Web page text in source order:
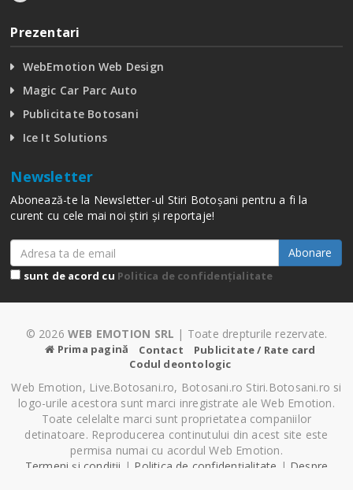
Prezentari
WebEmotion Web Design
Magic Car Parc Auto
Publicitate Botosani
Ice It Solutions
Newsletter
Abonează-te la Newsletter-ul Stiri Botoșani pentru a fi la
curent cu cele mai noi știri și reportaje!
Abonare
sunt de acord cu Politica de confidențialitate
© 2026 WEB EMOTION SRL | Toate drepturile rezervate.
Prima pagină Contact
Publicitate / Rate card
Codul deontologic
Web Emotion, Live.Botosani.ro, Botosani.ro Stiri.Botosani.ro si
logo-urile acestora sunt marci inregistrate ale Web Emotion.
Toate celelalte marci sunt proprietatea companiilor
detinatoare. Reproducerea continutului din acest site este
permisa numai cu acordul Web Emotion.
Termeni și condiții | Politica de confidențialitate | Despre